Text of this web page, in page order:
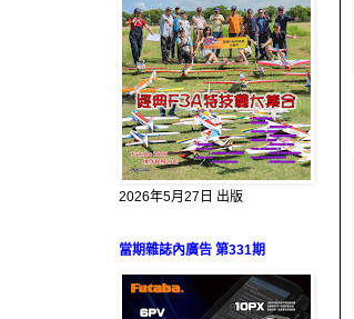
2026年5月27日 出版
當期雜誌內廣告 第331期